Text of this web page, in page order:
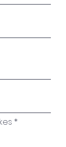
auf der
mit
kann